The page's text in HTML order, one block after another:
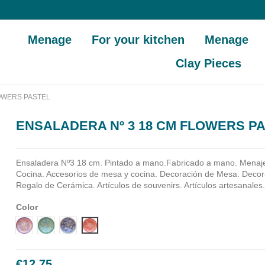
Menage For your kitchen
Menage
Clay Pieces
PASTEL
ENSALADERA Nº 3 18 CM FLOWERS
Ensaladera Nº3 18 cm. Pintado a mano.Fabricado a mano.
Cocina. Accesorios de mesa y cocina. Decoración de Mesa.
Regalo de Cerámica. Artículos de souvenirs. Artículos artesanales.
Color
Diseño 1Diseño 2Diseño 3Diseño 4